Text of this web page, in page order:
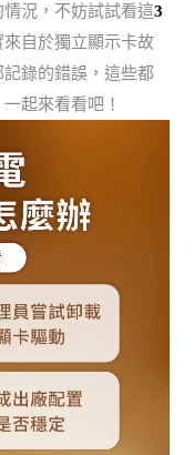
況，不妨試試看這3
來自於獨立顯示卡故
錄的錯誤，這些都
起來看看吧！